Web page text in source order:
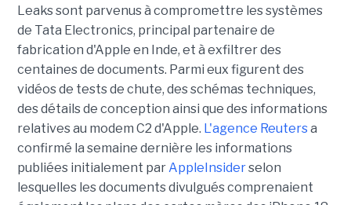
Leaks sont parvenus à compromettre les systèmes
de Tata Electronics, principal partenaire de
fabrication d'Apple en Inde, et à exfiltrer des
centaines de documents. Parmi eux figurent des
vidéos de tests de chute, des schémas techniques,
des détails de conception ainsi que des informations
relatives au modem C2 d'Apple. L'agence Reutersa
confirmé la semaine dernière les informations
publiées initialement parAppleInsiderselon
lesquelles les documents divulgués comprenaient